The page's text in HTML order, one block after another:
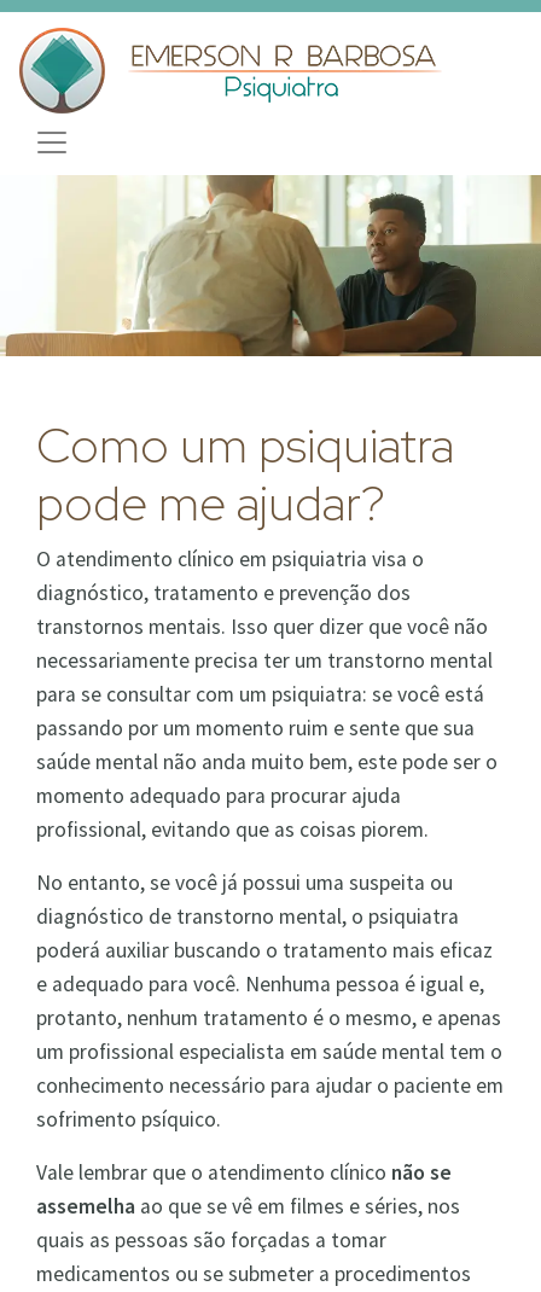
Como um psiquiatra
pode me ajudar?
O atendimento clínico em psiquiatria visa o
diagnóstico, tratamento e prevenção dos
transtornos mentais. Isso quer dizer que você não
necessariamente precisa ter um transtorno mental
para se consultar com um psiquiatra: se você está
passando por um momento ruim e sente que sua
saúde mental não anda muito bem, este pode ser o
momento adequado para procurar ajuda
profissional, evitando que as coisas piorem.
No entanto, se você já possui uma suspeita ou
diagnóstico de transtorno mental, o psiquiatra
poderá auxiliar buscando o tratamento mais eficaz
e adequado para você. Nenhuma pessoa é igual e,
protanto, nenhum tratamento é o mesmo, e apenas
um profissional especialista em saúde mental tem o
conhecimento necessário para ajudar o paciente em
sofrimento psíquico.
Vale lembrar que o atendimento clínico não se
assemelha ao que se vê em filmes e séries, nos
quais as pessoas são forçadas a tomar
medicamentos ou se submeter a procedimentos